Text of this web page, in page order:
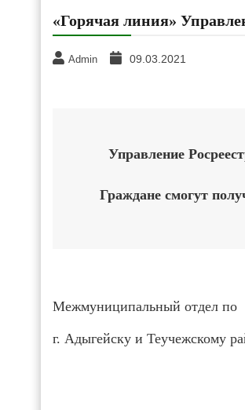
«Горячая линия»
Admin 09.03.2021
Управление
Граждане смогут
Межмуниципальный отдел по
г. Адыгейску и Теучежскому